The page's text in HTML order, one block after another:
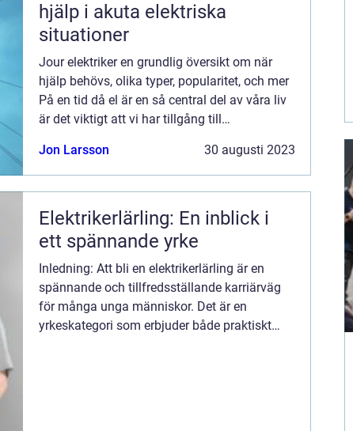
hjälp i akuta elektriska
situationer
Jour elektriker en grundlig översikt om när
hjälp behövs, olika typer, popularitet, och mer
På en tid då el är en så central del av våra liv
är det viktigt att vi har tillgång till
detta avseende spelar jour...
Jon Larsson 30 augusti 2023
Elektrikerlärling: En inblick i
ett spännande yrke
Inledning: Att bli en elektrikerlärling är en
spännande och tillfredsställande karriärväg
för många unga människor. Det är en
yrkeskategori som erbjuder både praktiskt